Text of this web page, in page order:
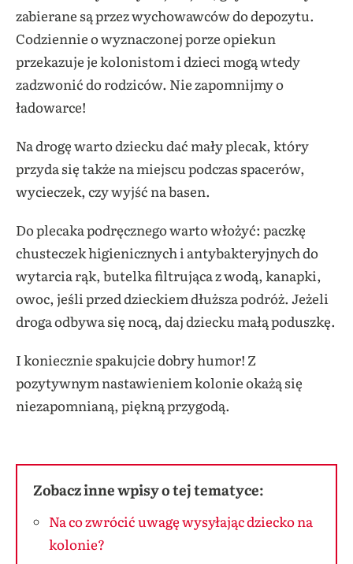
zabierane są przez wychowawców do depozytu.
Codziennie o wyznaczonej porze opiekun
przekazuje je kolonistom i dzieci mogą wtedy
zadzwonić do rodziców. Nie zapomnijmy o
ładowarce!
Na drogę warto dziecku dać mały plecak, który
przyda się także na miejscu podczas spacerów,
wycieczek, czy wyjść na basen.
Do plecaka podręcznego warto włożyć: paczkę
chusteczek higienicznych i antybakteryjnych do
wytarcia rąk, butelka filtrująca z wodą, kanapki,
owoc, jeśli przed dzieckiem dłuższa podróż. Jeżeli
droga odbywa się nocą, daj dziecku małą poduszkę.
I koniecznie spakujcie dobry humor! Z
pozytywnym nastawieniem kolonie okażą się
niezapomnianą, piękną przygodą.
Zobacz inne wpisy o tej tematyce:
Na co zwrócić uwagę wysyłając dziecko na
kolonie?